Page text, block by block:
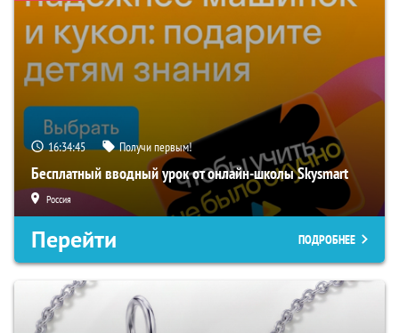
16:34:44 Получи первым!
Бесплатный вводный урок от онлайн-школы Skysmart
Россия
Перейти ПОДРОБНЕЕ